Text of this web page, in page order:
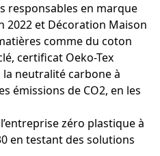
responsables en marque
2022 et Décoration Maison
comme du coton
certificat Oeko-Tex
neutralité carbone à
émissions de CO2, en les
zéro plastique à
en testant des solutions